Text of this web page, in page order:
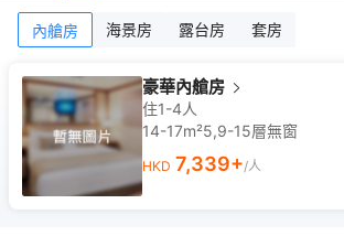
內艙房 海景房 露台房 套房
豪華內艙房
住1-4人
14-17m²5,9-15層無窗
HKD 7,339+/人